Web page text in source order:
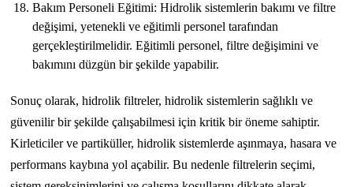
Bakım Personeli Eğitimi: Hidrolik sistemlerin bakımı ve filtre
değişimi, yetenekli ve eğitimli personel tarafından
gerçekleştirilmelidir. Eğitimli personel, filtre değişimini ve
bakımını düzgün bir şekilde yapabilir.
Sonuç olarak, hidrolik filtreler, hidrolik sistemlerin sağlıklı ve
güvenilir bir şekilde çalışabilmesi için kritik bir öneme sahiptir.
Kirleticiler ve partiküller, hidrolik sistemlerde aşınmaya, hasara ve
performans kaybına yol açabilir. Bu nedenle filtrelerin seçimi,